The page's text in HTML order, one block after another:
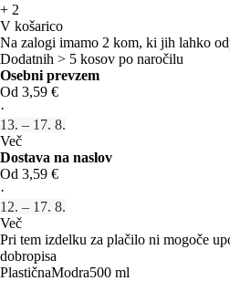
+ 2
V košarico
Na zalogi imamo 2 kom, ki jih lahko
Dodatnih > 5 kosov po naročilu
Osebni prevzem
Od 3,59 €
·
13. – 17. 8.
Več
Dostava na naslov
Od 3,59 €
·
12. – 17. 8.
Več
Pri tem izdelku za plačilo ni mogoče
dobropisa
PlastičnaModra500 ml